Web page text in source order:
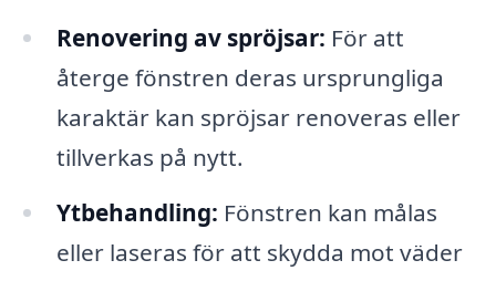
Renovering av spröjsar: För att
återge fönstren deras ursprungliga
karaktär kan spröjsar renoveras eller
tillverkas på nytt.
Ytbehandling: Fönstren kan målas
eller laseras för att skydda mot väder